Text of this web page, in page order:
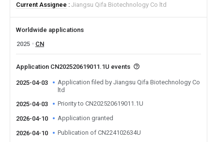
Current Assignee
Jiangsu Qifa Biotechnology Co ltd
Worldwide applications
2025
CN
Application CN202520619011.1U events
2025-04-03
Application filed by Jiangsu Qifa Biotechnology Co
ltd
2025-04-03
Priority to CN202520619011.1U
2026-04-10 Application granted
2026-04-10 Publication of CN224102634U